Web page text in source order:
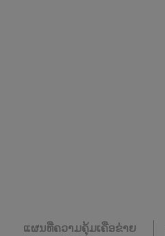
ແຜນທີ່ຄວາມຄຸ້ມເຄືອຂ່າຍ